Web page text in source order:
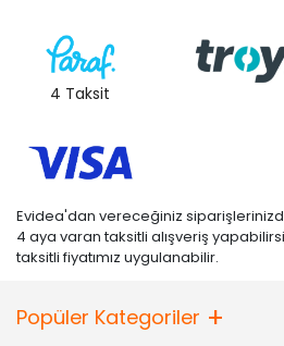
4 Taksit
Evidea'dan vereceğiniz
4 aya varan taksitli alışveriş
taksitli fiyatımız uygulanabilir.
Popüler Kategoriler